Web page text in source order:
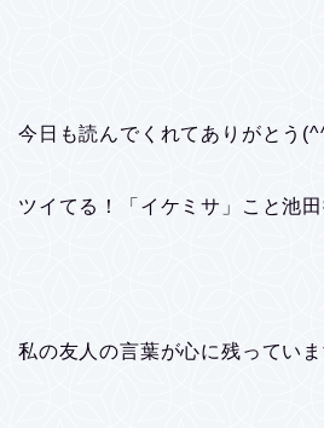
今日も読んでくれてありがとう
ツイてる！「イケミサ」こと池田
私の友人の言葉が心に残っていま